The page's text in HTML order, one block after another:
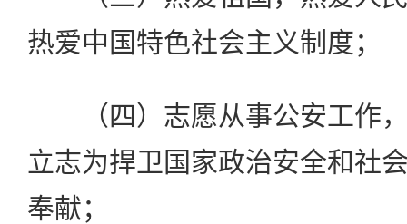
热爱中国特色社会主义制度；
（四）志愿从事公安工作，
立志为捍卫国家政治安全和社
奉献；